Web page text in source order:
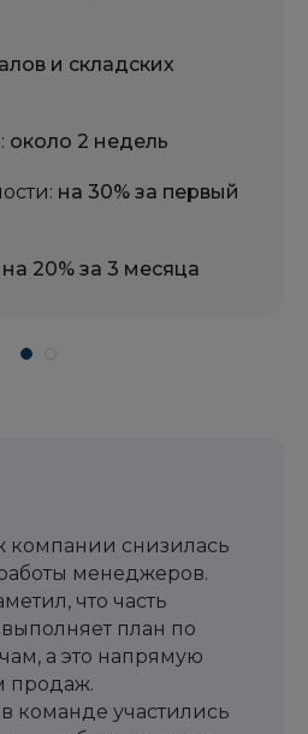
и складских
около 2 недель
на 30% за первый
на 20% за 3 месяца
компании снизилась
менеджеров.
что часть
план по
а это напрямую
продаж.
команде участились